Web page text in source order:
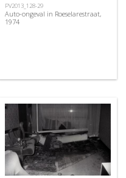
PV2013_128-29
Auto-ongeval in Roeselarestraat,
1974